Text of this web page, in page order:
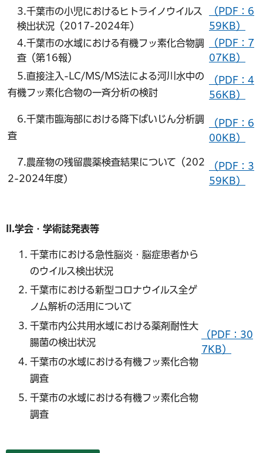
3.千葉市の小児におけるヒトライノウイルス
検出状況（2017-2024年）
（PDF：6
59KB）
4.千葉市の水域における有機フッ素化合物調
査（第16報）
（PDF：7
07KB）
5.直接注入-LC/MS/MS法による河川水中の
有機フッ素化合物の一斉分析の検討
（PDF：4
56KB）
6.千葉市臨海部における降下ばいじん分析調
査
（PDF：6
00KB）
7.農産物の残留農薬検査結果について（202
2-2024年度)
（PDF：3
59KB）
II.学会・学術誌発表等
千葉市における急性脳炎・脳症患者から
のウイルス検出状況
千葉市における新型コロナウイルス全ゲ
ノム解析の活用について
千葉市内公共用水域における薬剤耐性大
腸菌の検出状況
千葉市の水域における有機フッ素化合物
調査
千葉市の水域における有機フッ素化合物
調査
（PDF：30
7KB）